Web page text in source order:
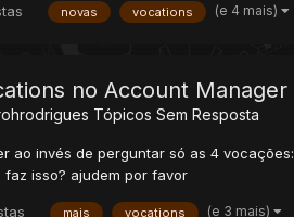
novas vocations (e 4 mais)
no Account Manager
Tópicos Sem Resposta
invés de perguntar só as 4
isso? ajudem por favor
mais vocations (e 3 mais)